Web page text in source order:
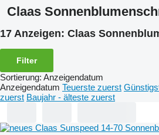
Claas
17 Anzeigen: Claas
Filter
Sortierung: Anzeigendatum
Anzeigendatum Teuerste zuerst
zuerst Baujahr - älteste zuerst